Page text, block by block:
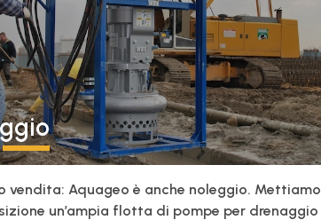
vendita: Aquageo è anche noleggio. Mettiamo
un’ampia flotta di pompe per drenaggio